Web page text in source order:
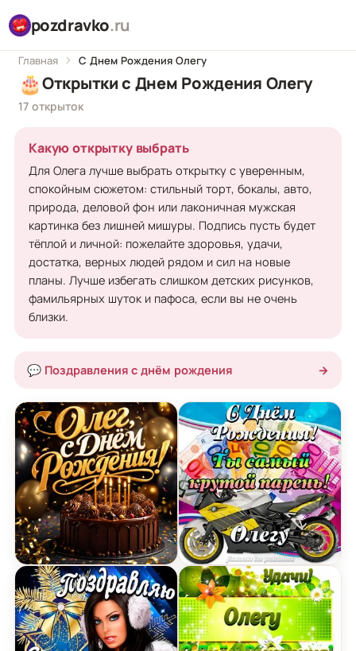
pozdravko.ru
Главная С Днем Рождения Олегу
🎂Открытки с Днем Рождения Олегу
17 открыток
Какую открытку выбрать
Для Олега лучше выбрать открытку с уверенным,
спокойным сюжетом: стильный торт, бокалы, авто,
природа, деловой фон или лаконичная мужская
картинка без лишней мишуры. Подпись пусть будет
тёплой и личной: пожелайте здоровья, удачи,
достатка, верных людей рядом и сил на новые
планы. Лучше избегать слишком детских рисунков,
фамильярных шуток и пафоса, если вы не очень
близки.
💬 Поздравления с днём рождения →
Открытка с Днем Рождения Олегу с
Картинка с Днем